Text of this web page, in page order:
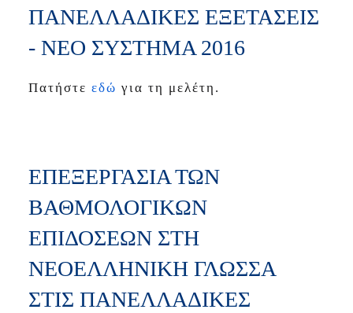
ΠΑΝΕΛΛΑΔΙΚΕΣ ΕΞΕΤΑΣΕΙΣ
‐ ΝΕΟ ΣΥΣΤΗΜΑ 2016
Πατήστε εδώ για τη μελέτη.
ΕΠΕΞΕΡΓΑΣΙΑ ΤΩΝ
ΒΑΘΜΟΛΟΓΙΚΩΝ
ΕΠΙΔΟΣΕΩΝ ΣΤΗ
ΝΕΟΕΛΛΗΝΙΚΗ ΓΛΩΣΣΑ
ΣΤΙΣ ΠΑΝΕΛΛΑΔΙΚΕΣ